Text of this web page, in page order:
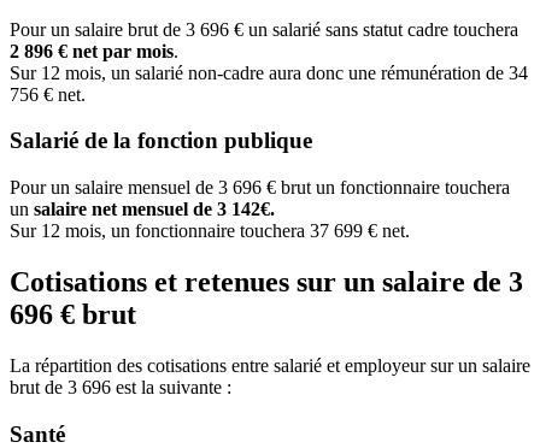
Pour un salaire brut de 3 696 € un salarié sans statut cadre touchera
2 896 € net par mois.
Sur 12 mois, un salarié non-cadre aura donc une rémunération de 34
756 € net.
Salarié de la fonction publique
Pour un salaire mensuel de 3 696 € brut un fonctionnaire touchera
un salaire net mensuel de 3 142€.
Sur 12 mois, un fonctionnaire touchera 37 699 € net.
Cotisations et retenues sur un salaire de 3
696 € brut
La répartition des cotisations entre salarié et employeur sur un salaire
brut de 3 696 est la suivante :
Santé